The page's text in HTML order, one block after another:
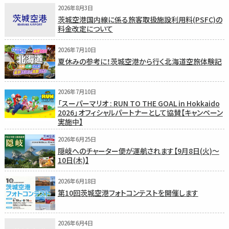
2026年8月3日
茨城空港国内線に係る旅客取扱施設利用料(PSFC)の
料金改定について
2026年7月10日
夏休みの参考に！茨城空港から行く北海道空旅体験記
2026年7月10日
「スーパーマリオ : RUN TO THE GOAL in Hokkaido
2026」オフィシャルパートナーとして協賛【キャンペーン
実施中】
2026年6月25日
隠岐へのチャーター便が運航されます【9月8日(火)〜
10日(木)】
2026年6月18日
第10回茨城空港フォトコンテストを開催します
2026年6月4日